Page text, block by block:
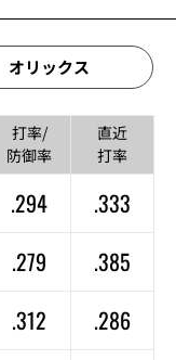
オリックス
打率/
防御率
直近
打率
.294
.333
.279
.385
.312
.286